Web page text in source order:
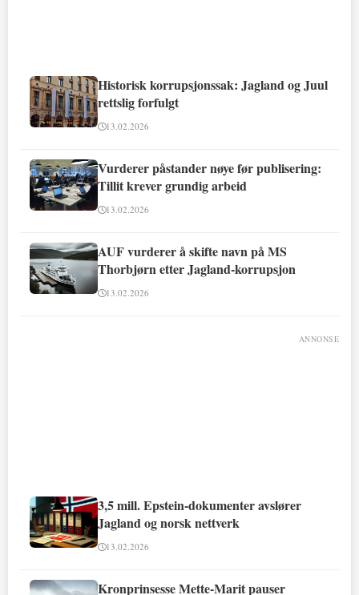
Historisk korrupsjonssak: Jagland og Juul
rettslig forfulgt
13.02.2026
Vurderer påstander nøye før publisering:
Tillit krever grundig arbeid
13.02.2026
AUF vurderer å skifte navn på MS
Thorbjørn etter Jagland-korrupsjon
13.02.2026
ANNONSE
3,5 mill. Epstein-dokumenter avslører
Jagland og norsk nettverk
13.02.2026
Kronprinsesse Mette-Marit pauser